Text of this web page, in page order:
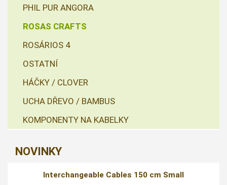
PHIL PUR ANGORA
ROSAS CRAFTS
ROSÁRIOS 4
OSTATNÍ
HÁČKY / CLOVER
UCHA DŘEVO / BAMBUS
KOMPONENTY NA KABELKY
NOVINKY
Interchangeable Cables 150 cm Small